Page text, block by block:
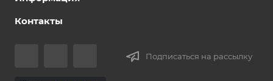
Контакты
Подписаться на рассылку